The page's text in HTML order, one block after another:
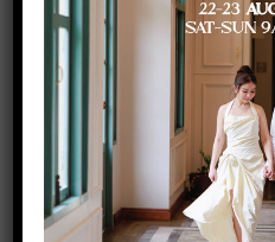
White and Green